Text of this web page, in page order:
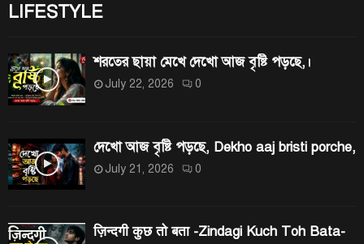
LIFESTYLE
শরতের ছায়া মেখে দেখো আজ বৃষ্টি পড়ছে,।
July 22, 2026 0
দেখো আজ বৃষ্টি পড়ছে, Dekho aaj bristi porche,
July 21, 2026 0
ज़िन्दगी कुछ तो बता -Zindagi Kuch Toh Bata-